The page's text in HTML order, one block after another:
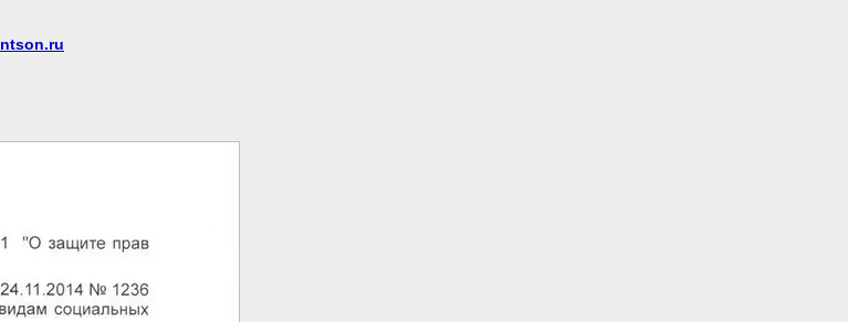
ntson.ru